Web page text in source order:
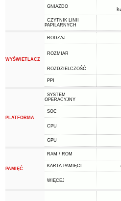
GNIAZDO
CZYTNIK LINII
PAPILARNYCH
WYŚWIETLACZ
RODZAJ
ROZMIAR
ROZDZIELCZOŚĆ
PPI
PLATFORMA
SYSTEM
OPERACYJNY
SOC
CPU
GPU
PAMIĘĆ
RAM / ROM
KARTA PAMIĘCI
WIĘCEJ